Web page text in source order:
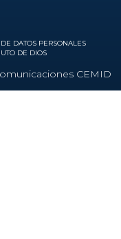
DATOS PERSONALES
DE DIOS
CEMID